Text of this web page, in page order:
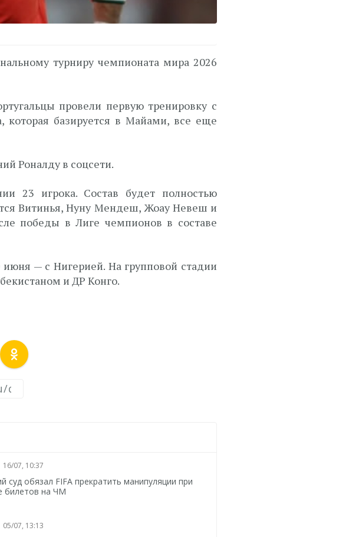
турниру чемпионата мира 2026
провели первую тренировку с
которая базируется в Майами, все еще
Роналду в соцсети.
23 игрока. Состав будет полностью
Витинья, Нуну Мендеш, Жоау Невеш и
победы в Лиге чемпионов в составе
— с Нигерией. На групповой стадии
и ДР Конго.
16/07, 10:37
суд обязал FIFA прекратить манипуляции при
билетов на ЧМ
05/07, 13:13